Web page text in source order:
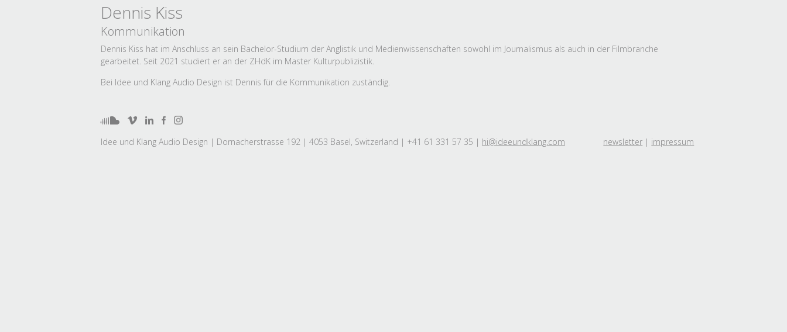
Dennis Kiss
Kommunikation
Dennis Kiss hat im Anschluss an sein Bachelor-Studium der Anglistik und Medienwissenschaften sowohl im Journalismus als auch in der Filmbranche
gearbeitet. Seit 2021 studiert er an der ZHdK im Master Kulturpublizistik.
Bei Idee und Klang Audio Design ist Dennis für die Kommunikation zuständig.
Idee und Klang Audio Design | Dornacherstrasse 192 | 4053 Basel, Switzerland | +41 61 331 57 35 | hi@ideeundklang.com newsletter | impressum